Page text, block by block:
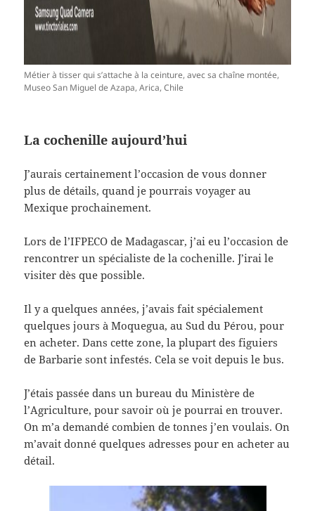
Métier à tisser qui s’attache à la ceinture, avec sa chaîne montée,
Museo San Miguel de Azapa, Arica, Chile
La cochenille aujourd’hui
J’aurais certainement l’occasion de vous donner
plus de détails, quand je pourrais voyager au
Mexique prochainement.
Lors de l’IFPECO de Madagascar, j’ai eu l’occasion de
rencontrer un spécialiste de la cochenille. J’irai le
visiter dès que possible.
Il y a quelques années, j’avais fait spécialement
quelques jours à Moquegua, au Sud du Pérou, pour
en acheter. Dans cette zone, la plupart des figuiers
de Barbarie sont infestés. Cela se voit depuis le bus.
J’étais passée dans un bureau du Ministère de
l’Agriculture, pour savoir où je pourrai en trouver.
On m’a demandé combien de tonnes j’en voulais. On
m’avait donné quelques adresses pour en acheter au
détail.